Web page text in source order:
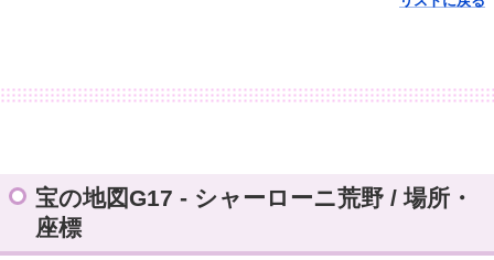
宝の地図G17 - シャーローニ荒野 / 場所・
座標